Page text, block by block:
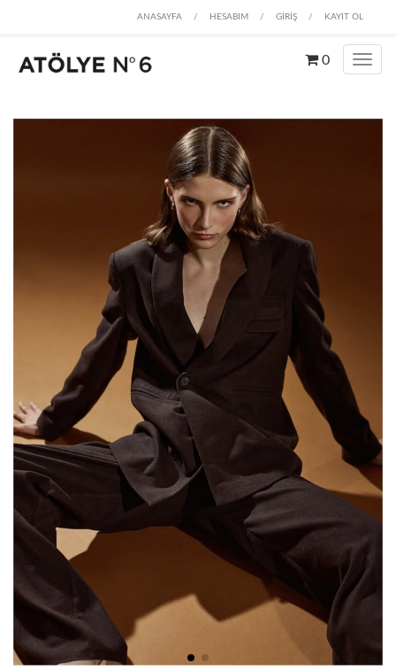
ANASAYFA / HESABIM / GİRİŞ / KAYIT OL
0